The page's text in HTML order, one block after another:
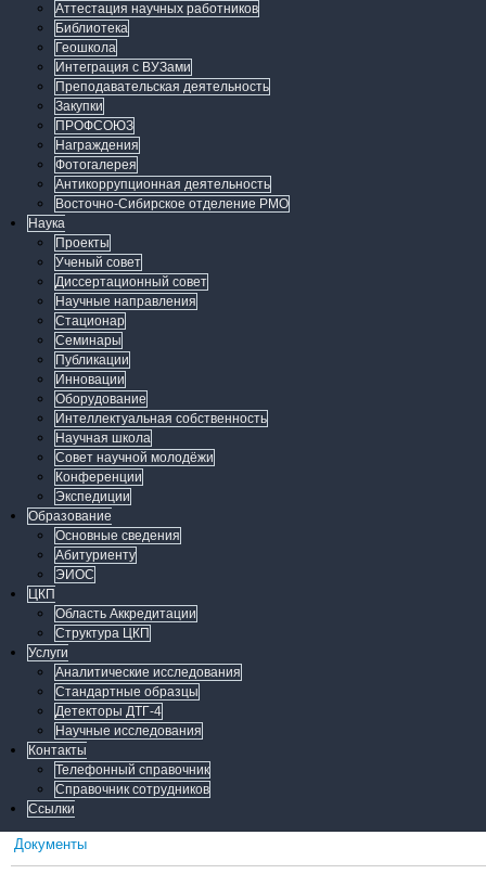
Аттестация научных работников
Библиотека
Геошкола
Интеграция с ВУЗами
Преподавательская деятельность
Закупки
ПРОФСОЮЗ
Награждения
Фотогалерея
Антикоррупционная деятельность
Восточно-Сибирское отделение РМО
Наука
Проекты
Ученый совет
Диссертационный совет
Научные направления
Стационар
Семинары
Публикации
Инновации
Оборудование
Интеллектуальная собственность
Научная школа
Совет научной молодёжи
Конференции
Экспедиции
Образование
Основные сведения
Абитуриенту
ЭИОС
ЦКП
Область Аккредитации
Структура ЦКП
Услуги
Аналитические исследования
Стандартные образцы
Детекторы ДТГ-4
Научные исследования
Контакты
Телефонный справочник
Справочник сотрудников
Ссылки
Документы